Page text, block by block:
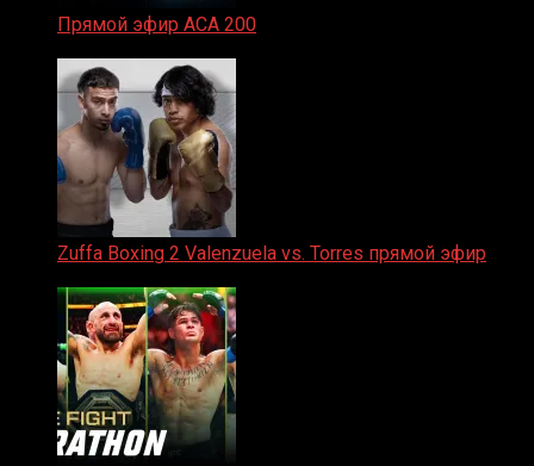
Прямой эфир ACA 200
Zuffa Boxing 2 Valenzuela vs. Torres прямой эфир